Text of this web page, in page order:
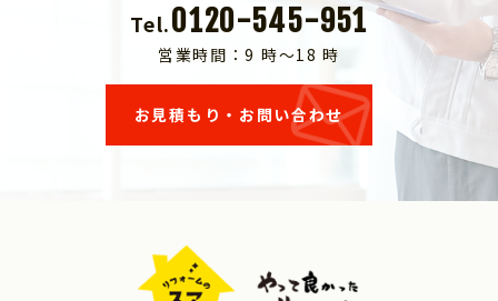
Tel.0120-545-951
営業時間：9 時～18 時
お見積もり・お問い合わせ